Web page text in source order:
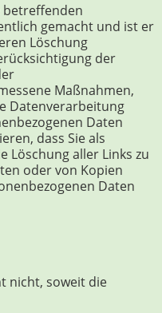
betreffenden
gemacht und ist er
Löschung
der
Maßnahmen,
Datenverarbeitung
Daten
dass Sie als
Löschung aller Links zu
oder von Kopien
Daten
nicht, soweit die